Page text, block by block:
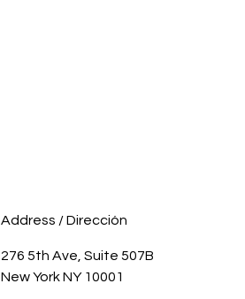
Address / Dirección
276 5th Ave, Suite 507B
New York NY 10001